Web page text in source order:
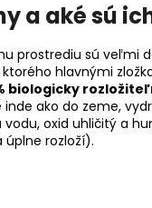
a aké sú
prostrediu sú veľmi
ktorého hlavnými
biologicky
ako do zeme,
oxid uhličitý a
úplne rozloží).